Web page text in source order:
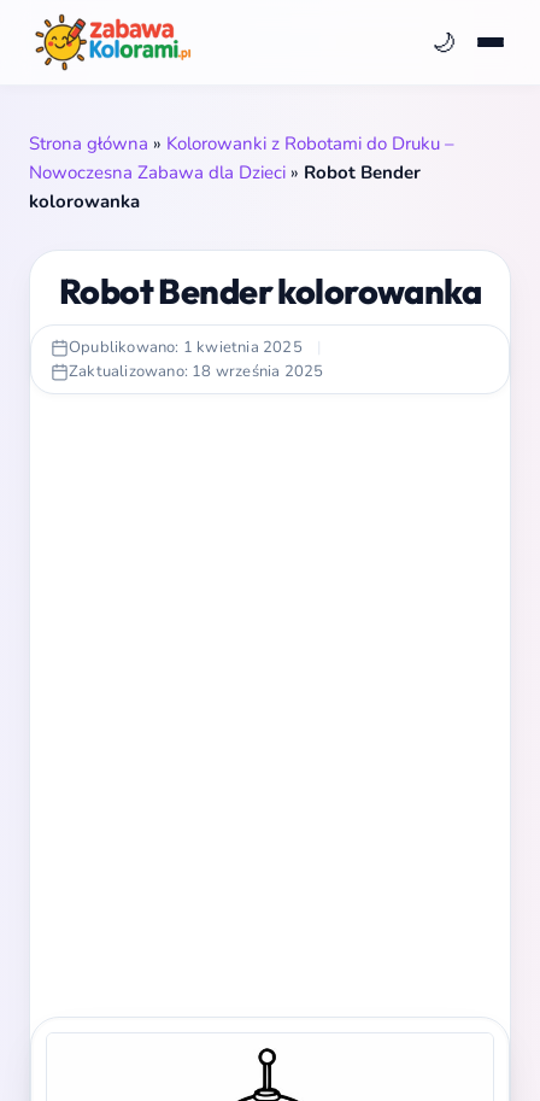
🌙
Strona główna » Kolorowanki z Robotami do Druku –
Nowoczesna Zabawa dla Dzieci » Robot Bender
kolorowanka
Robot Bender kolorowanka
Opublikowano: 1 kwietnia 2025
|
Zaktualizowano: 18 września 2025